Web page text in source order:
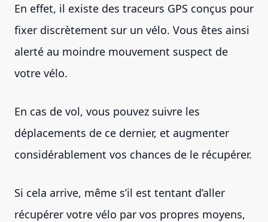
En effet, il existe des traceurs GPS conçus pour
fixer discrètement sur un vélo. Vous êtes ainsi
alerté au moindre mouvement suspect de
votre vélo.
En cas de vol, vous pouvez suivre les
déplacements de ce dernier, et augmenter
considérablement vos chances de le récupérer.
Si cela arrive, même s’il est tentant d’aller
récupérer votre vélo par vos propres moyens,